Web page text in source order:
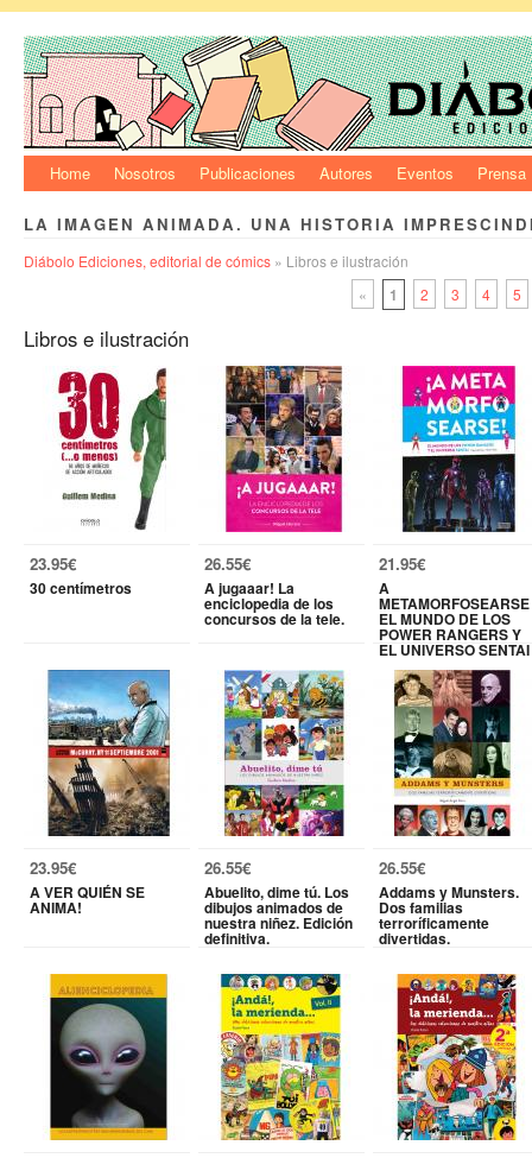
Home Nosotros Publicaciones Autores Eventos Prensa
LA IMAGEN ANIMADA. UNA HISTORIA
Diábolo Ediciones, editorial de cómics » Libros e ilustración
«
1 2 3 4 5
Libros e ilustración
23.95€
30 centímetros
26.55€
A jugaaar! La
enciclopedia de los
concursos de la tele.
21.95€
A
METAMORFOSEARSE
EL MUNDO DE LOS
POWER RANGERS Y
EL UNIVERSO SENTAI
23.95€
A VER QUIÉN SE
ANIMA!
26.55€
Abuelito, dime tú. Los
dibujos animados de
nuestra niñez. Edición
definitiva.
26.55€
Addams y Munsters.
Dos familias
terroríficamente
divertidas.